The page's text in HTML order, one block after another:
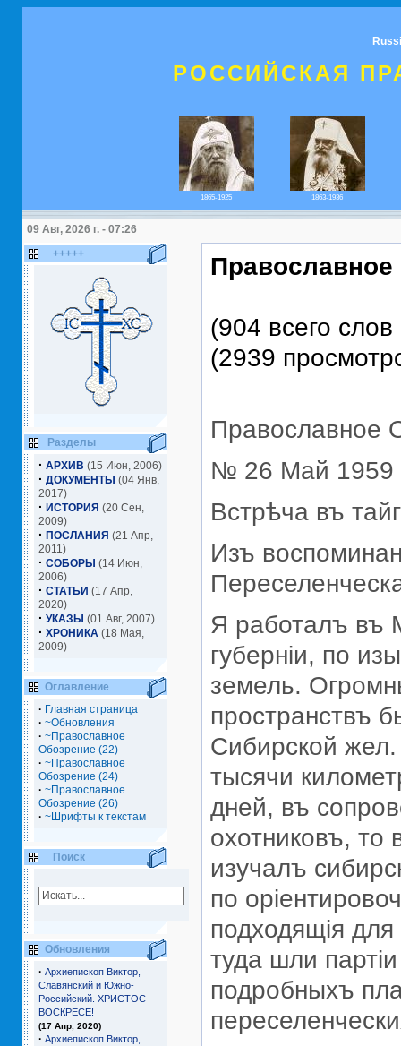
РОССИЙСКАЯ
1865-1925 1863-1936
09 Авг, 2026 г. - 07:26
+++++
Разделы
· АРХИВ (15 Июн, 2006)
· ДОКУМЕНТЫ (04 Янв,
2017)
· ИСТОРИЯ (20 Сен,
2009)
· ПОСЛАНИЯ (21 Апр,
2011)
· СОБОРЫ (14 Июн,
2006)
· СТАТЬИ (17 Апр,
2020)
· УКАЗЫ (01 Авг, 2007)
· ХРОНИКА (18 Мая,
2009)
Оглавление
· Главная страница
· ~Обновления
· ~Православное
Обозрение (22)
· ~Православное
Обозрение (24)
· ~Православное
Обозрение (26)
· ~Шрифты к текстам
Поиск
Обновления
· Архиепископ Виктор,
Славянский и Южно-
Российский. ХРИСТОС
ВОСКРЕСЕ!
(17 Апр, 2020)
· Архиепископ Виктор,
Православное
(904 всего слов
(2939
Православное
№ 26 Май 1959
Встрѣча въ
Изъ
Я работалъ въ
губернiи, по
земель.
пространствъ
Сибирской жел.
тысячи
дней, въ
охотниковъ,
изучалъ
по
подходящiя для
туда шли
подробныхъ